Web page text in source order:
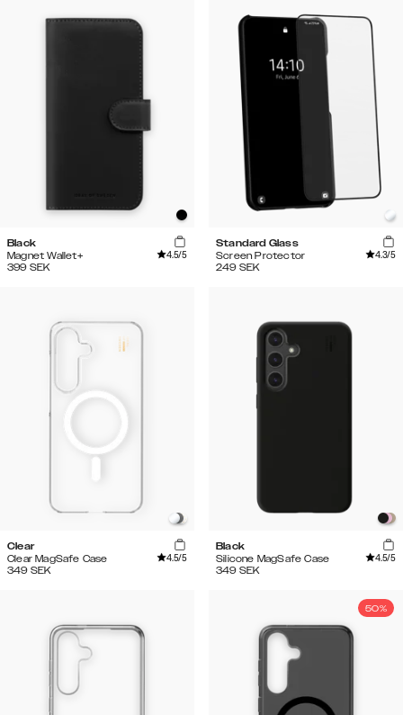
Black
Magnet Wallet+
4.5/5
399 SEK
Standard Glass
Screen Protector
4.3/5
249 SEK
Clear
Clear MagSafe Case
4.5/5
349 SEK
Black
Silicone MagSafe Case
4.5/5
349 SEK
50%